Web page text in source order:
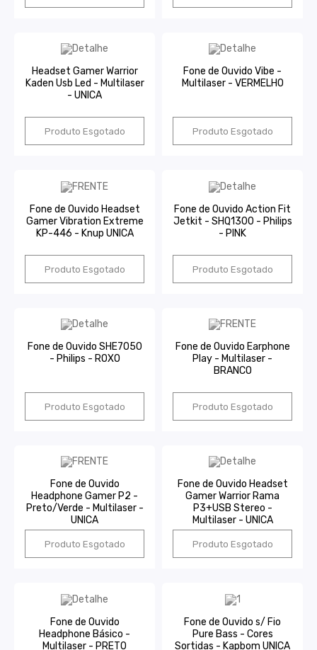
Headset Gamer Warrior
Kaden Usb Led - Multilaser
- UNICA
Produto Esgotado
Fone de Ouvido Vibe -
Multilaser - VERMELHO
Produto Esgotado
Fone de Ouvido Headset
Gamer Vibration Extreme
KP-446 - Knup UNICA
Produto Esgotado
Fone de Ouvido Action Fit
Jetkit - SHQ1300 - Philips
- PINK
Produto Esgotado
Fone de Ouvido SHE7050
- Philips - ROXO
Produto Esgotado
Fone de Ouvido Earphone
Play - Multilaser -
BRANCO
Produto Esgotado
Fone de Ouvido
Headphone Gamer P2 -
Preto/Verde - Multilaser -
UNICA
Produto Esgotado
Fone de Ouvido Headset
Gamer Warrior Rama
P3+USB Stereo -
Multilaser - UNICA
Produto Esgotado
Fone de Ouvido
Headphone Básico -
Multilaser - PRETO
Fone de Ouvido s/ Fio
Pure Bass - Cores
Sortidas - Kapbom UNICA